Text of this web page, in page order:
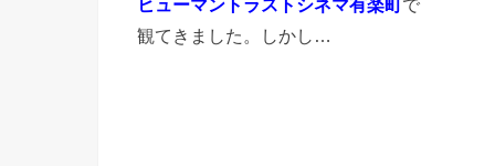
ヒューマントラストシネマ有楽町 で
観てきました。しかし…